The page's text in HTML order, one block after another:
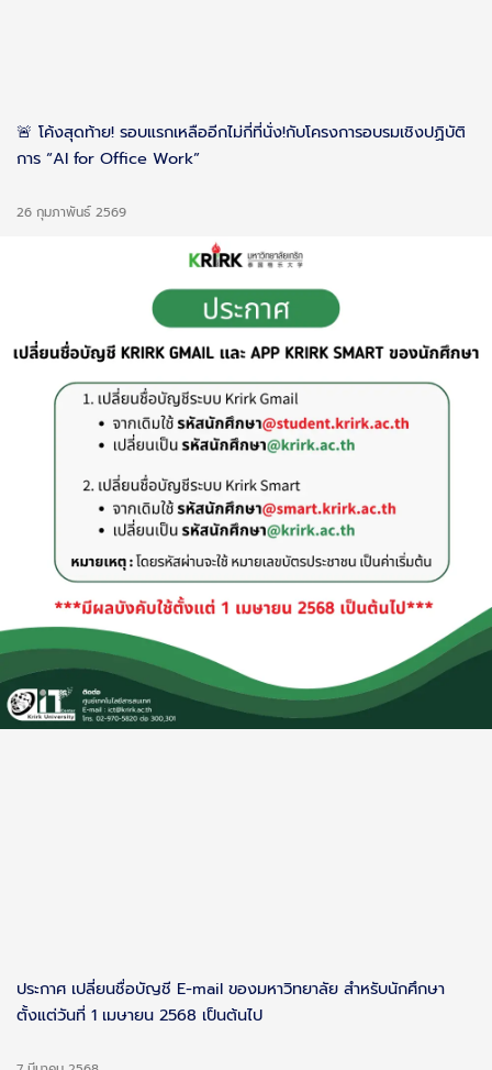
🚨 โค้งสุดท้าย! รอบแรกเหลืออีกไม่กี่ที่นั่ง!กับโครงการอบรมเชิงปฏิบัติ
การ “AI for Office Work”
26 กุมภาพันธ์ 2569
ประกาศ เปลี่ยนชื่อบัญชี E-mail ของมหาวิทยาลัย สำหรับนักศึกษา
ตั้งแต่วันที่ 1 เมษายน 2568 เป็นต้นไป